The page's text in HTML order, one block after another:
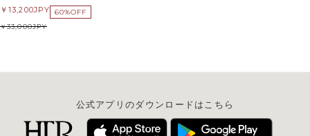
13,200JPY 60%OFF
33,000JPY
公式アプリのダウンロードはこちら